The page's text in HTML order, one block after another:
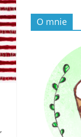
,
O mnie